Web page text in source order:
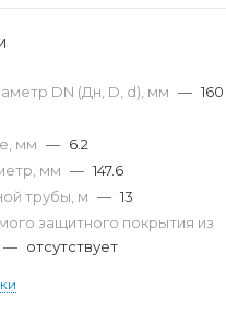
DN (Дн, D, d), мм — 160
мм — 6.2
мм — 147.6
трубы, м — 13
защитного покрытия из
— отсутствует